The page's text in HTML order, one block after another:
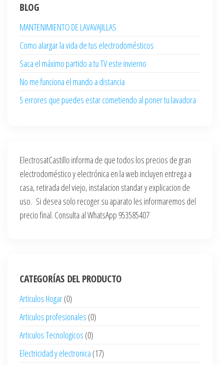
BLOG
MANTENIMIENTO DE LAVAVAJILLAS
Como alargar la vida de tus electrodomésticos
Saca el máximo partido a tu TV este invierno
No me funciona el mando a distancia
5 errores que puedes estar cometiendo al poner tu lavadora
ElectrosatCastillo informa de que todos los precios de gran
electrodoméstico y electrónica en la web incluyen entrega a
casa, retirada del viejo, instalacion standar y explicacion de
uso. Si desea solo recoger su aparato les informaremos del
precio final. Consulta al WhatsApp 953585407
CATEGORÍAS DEL PRODUCTO
Articulos Hogar(0)
Articulos profesionales (0)
Articulos Tecnologicos (0)
Electricidad y electronica (17)